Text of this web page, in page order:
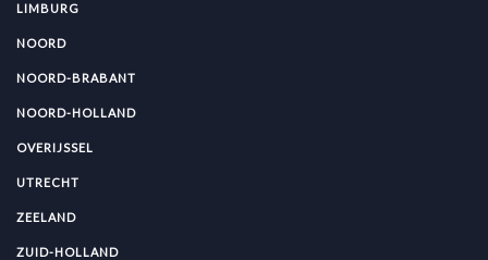
LIMBURG
NOORD
NOORD-BRABANT
NOORD-HOLLAND
OVERIJSSEL
UTRECHT
ZEELAND
ZUID-HOLLAND